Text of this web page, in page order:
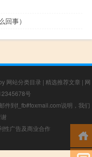
事）
网站分类目录 | 精选推荐文章 | 网
号
件到f_fb#foxmail.com说明，我们
性广告及商业合作